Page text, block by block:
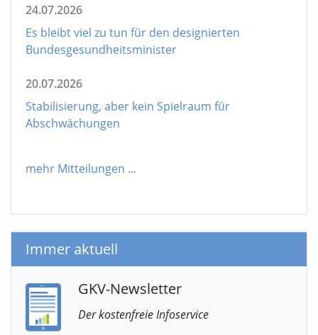
24.07.2026
Es bleibt viel zu tun für den designierten
Bundesgesundheitsminister
20.07.2026
Stabilisierung, aber kein Spielraum für
Abschwächungen
mehr Mitteilungen ...
Immer aktuell
GKV-Newsletter
Der kostenfreie Infoservice